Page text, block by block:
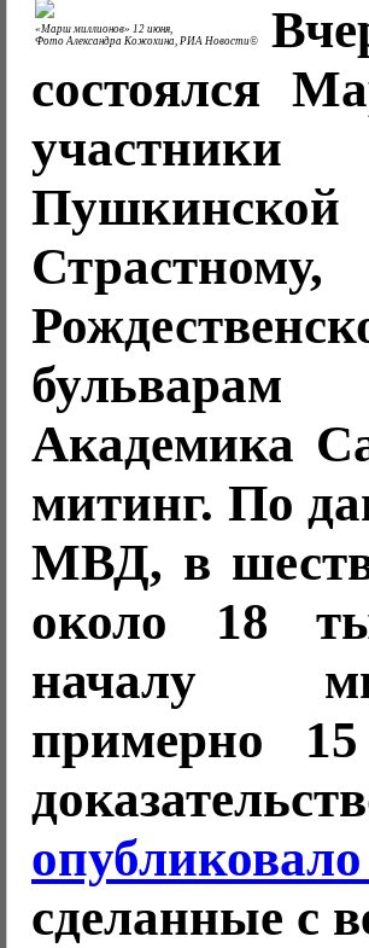
«Марш миллионов» 12 июня,
Фото Александра Кожохина, РИА Новости©
состоялся
Академика
митинг. По
МВД, в
около 18
началу
примерно
сделанные с